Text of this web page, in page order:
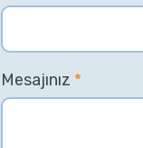
Mesajınız *